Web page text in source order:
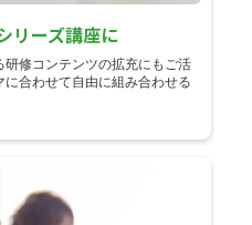
リーズ講座に
修コンテンツの拡充にもご活
合わせて自由に組み合わせる